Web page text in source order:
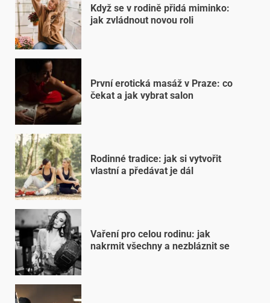
Když se v rodině přidá miminko:
jak zvládnout novou roli
První erotická masáž v Praze: co
čekat a jak vybrat salon
Rodinné tradice: jak si vytvořit
vlastní a předávat je dál
Vaření pro celou rodinu: jak
nakrmit všechny a nezbláznit se